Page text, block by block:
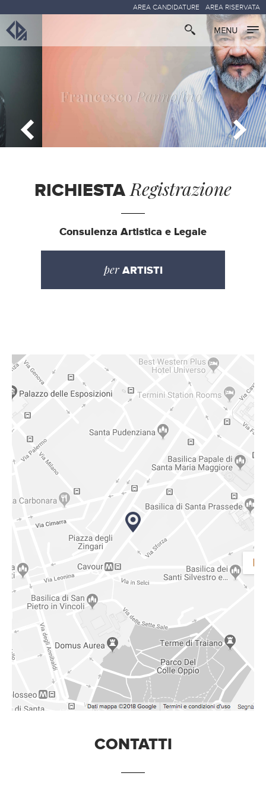
AREA CANDIDATURE AREA RISERVATA
FrancescoPannofino
RICHIESTARegistrazione
Consulenza Artistica e Legale
per ARTISTI
CONTATTI